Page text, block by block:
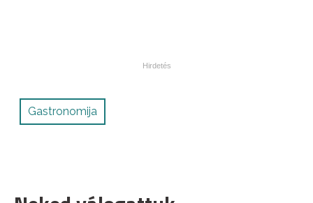
Gastronomija